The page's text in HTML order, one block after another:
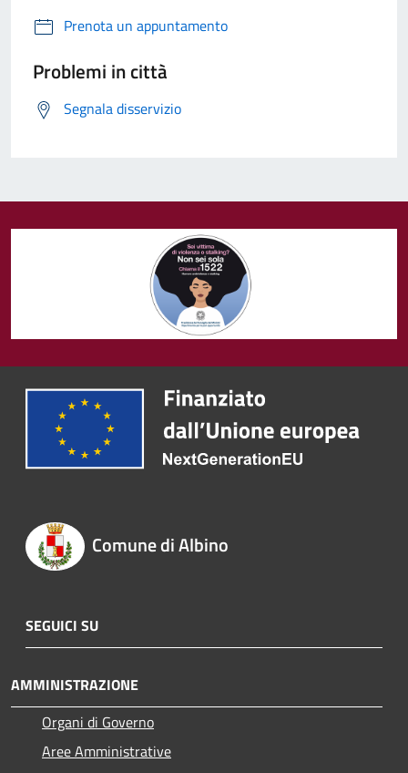
Prenota un appuntamento
Problemi in città
Segnala disservizio
Comune di Albino
SEGUICI SU
AMMINISTRAZIONE
Organi di Governo
Aree Amministrative